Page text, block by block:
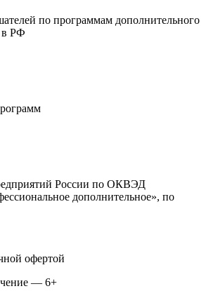
по программам дополнительного
в РФ
России по ОКВЭД
дополнительное», по
офертой
— 6+